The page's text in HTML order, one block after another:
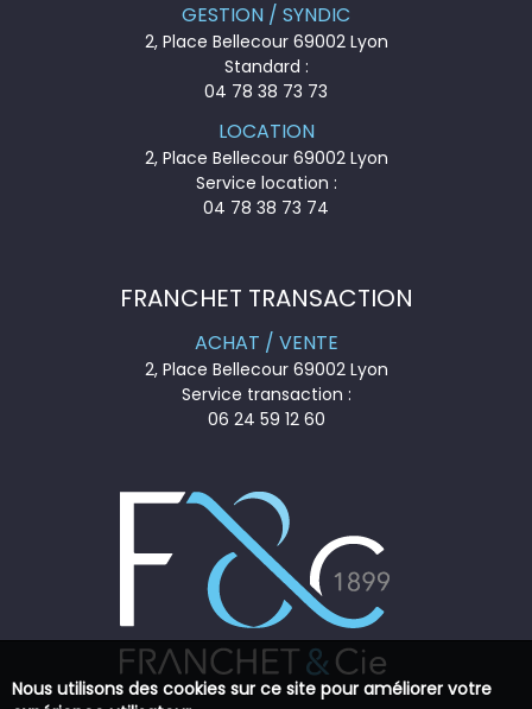
GESTION / SYNDIC
2, Place Bellecour 69002 Lyon
Standard :
04 78 38 73 73
LOCATION
2, Place Bellecour 69002 Lyon
Service location :
04 78 38 73 74
FRANCHET TRANSACTION
ACHAT / VENTE
2, Place Bellecour 69002 Lyon
Service transaction :
06 24 59 12 60
Nous utilisons des cookies sur ce site pour améliorer votre